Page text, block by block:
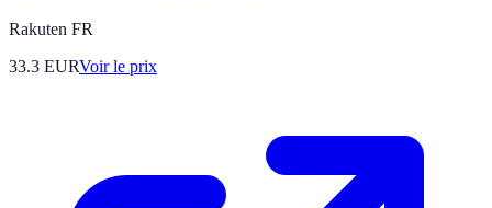
Rakuten FR
33.3 EURVoir le prix